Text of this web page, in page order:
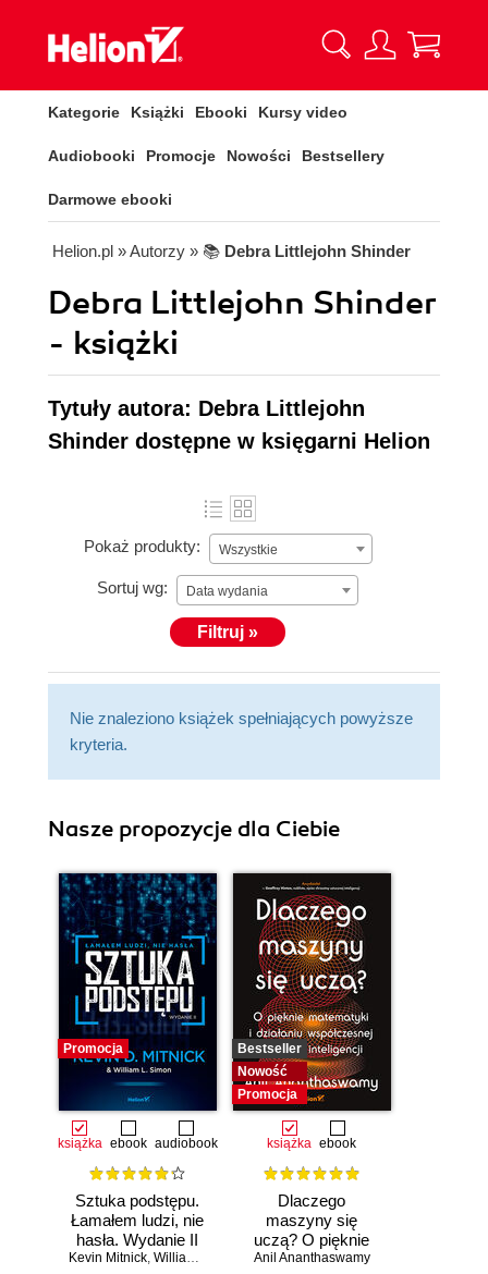
Kategorie Książki Ebooki Kursy video
Audiobooki Promocje Nowości Bestsellery
Darmowe ebooki
Helion.pl » Autorzy » 📚 Debra Littlejohn Shinder
Debra Littlejohn Shinder
- książki
Tytuły autora: Debra Littlejohn
Shinder dostępne w księgarni Helion
Pokaż produkty: Wszystkie
Sortuj wg: Data wydania
Filtruj »
Nie znaleziono książek spełniających powyższe
kryteria.
Nasze propozycje dla Ciebie
Promocja
książka ebook audiobook
Sztuka podstępu.
Łamałem ludzi, nie
hasła. Wydanie II
Kevin Mitnick, William L. Simon
Bestseller
Nowość
Promocja
książka ebook
Dlaczego
maszyny się
uczą? O pięknie
matematyki i
Anil Ananthaswamy